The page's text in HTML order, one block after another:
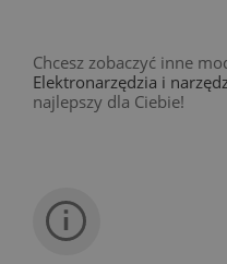
Chcesz zobaczyć inne
Elektronarzędzia i
najlepszy dla Ciebie!